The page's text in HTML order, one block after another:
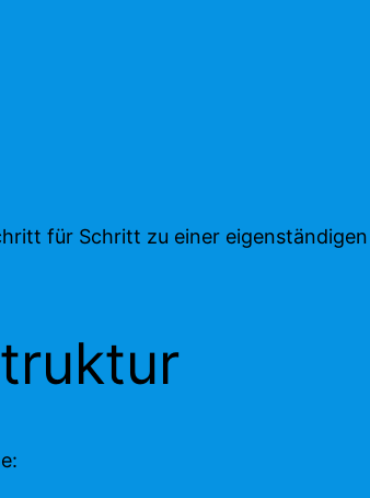
für Schritt zu einer